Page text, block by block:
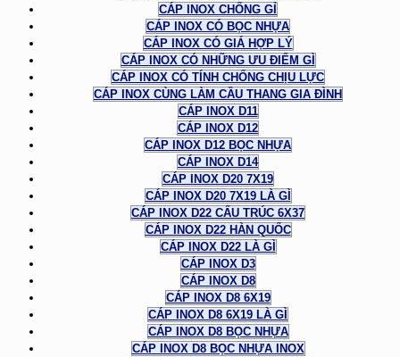
CÁP INOX CHỐNG GỈ
CÁP INOX CÓ BỌC NHỰA
CÁP INOX CÓ GIÁ HỢP LÝ
CÁP INOX CÓ NHỮNG ƯU ĐIỂM GÌ
CÁP INOX CÓ TÍNH CHỐNG CHỊU LỰC
CÁP INOX CÙNG LÀM CẦU THANG GIA ĐÌNH
CÁP INOX D11
CÁP INOX D12
CÁP INOX D12 BỌC NHỰA
CÁP INOX D14
CÁP INOX D20 7X19
CÁP INOX D20 7X19 LÀ GÌ
CÁP INOX D22 CẤU TRÚC 6X37
CÁP INOX D22 HÀN QUỐC
CÁP INOX D22 LÀ GÌ
CÁP INOX D3
CÁP INOX D8
CÁP INOX D8 6X19
CÁP INOX D8 6X19 LÀ GÌ
CÁP INOX D8 BỌC NHỰA
CÁP INOX D8 BỌC NHỰA INOX